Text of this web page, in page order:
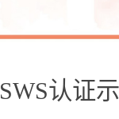
SWS认证